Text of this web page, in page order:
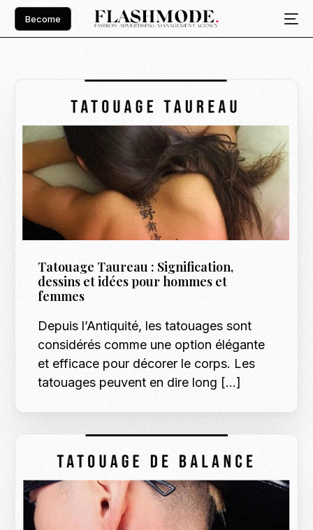
Become
Tatouage Taureau : Signification,
dessins et idées pour hommes et
femmes
Depuis l’Antiquité, les tatouages ​​sont
considérés comme une option élégante
et efficace pour décorer le corps. Les
tatouages ​​peuvent en dire long […]